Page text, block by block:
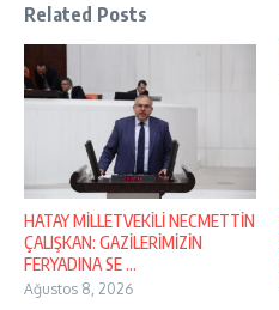
Related Posts
HATAY MİLLETVEKİLİ NECMETTİN
ÇALIŞKAN: GAZİLERİMİZİN
FERYADINA SE ...
Ağustos 8, 2026